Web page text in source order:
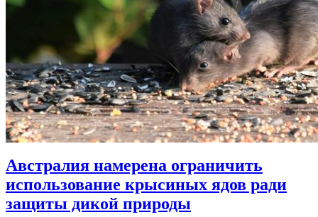
Австралия намерена ограничить
использование крысиных ядов ради
защиты дикой природы